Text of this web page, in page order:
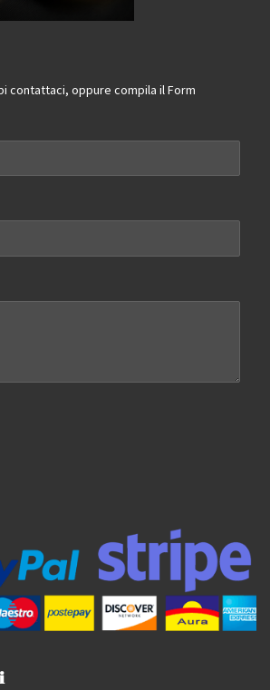
contattaci, oppure compila il Form